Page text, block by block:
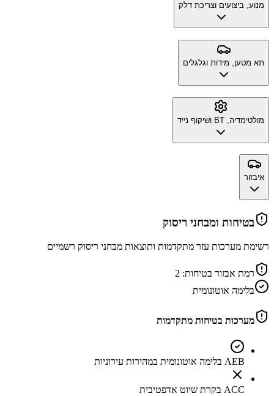
מנוע, ביצועים וצריכת דלק
תא מטען, מידות וגלגלים
מולטימדיה, BT ושיקוף נייד
איבזור
בטיחות ומבחני ריסוק
רשימת מערכות עזר מתקדמות ותוצאות מבחני ריסוק רשמיים
רמת אבזור בטיחות: 2
בלימה אוטונומית
מערכות בטיחות מתקדמות
AEB בלימה אוטונומית במהירות עירוניות
ACC בקרת שיוט אדפטיבית